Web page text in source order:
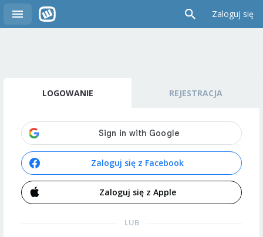
Zaloguj się
LOGOWANIE REJESTRACJA
Zaloguj się z Facebook
Zaloguj się z Apple
LUB